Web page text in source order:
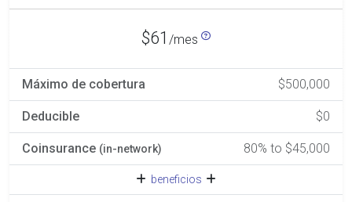
$61 /mes
Máximo de cobertura $500,000
Deducible $0
Coinsurance (in-network) 80% to $45,000
beneficios